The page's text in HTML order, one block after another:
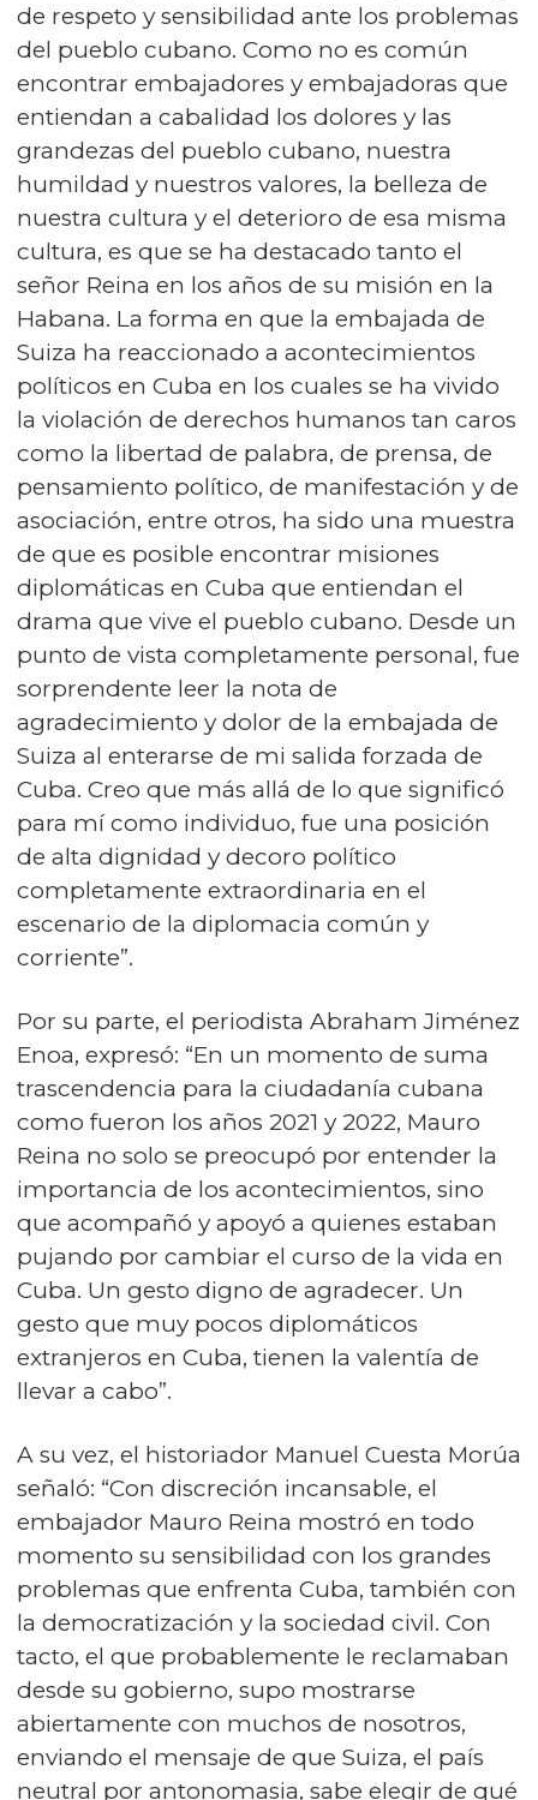
de respeto y sensibilidad ante los problemas
del pueblo cubano. Como no es común
encontrar embajadores y embajadoras que
entiendan a cabalidad los dolores y las
grandezas del pueblo cubano, nuestra
humildad y nuestros valores, la belleza de
nuestra cultura y el deterioro de esa misma
cultura, es que se ha destacado tanto el
señor Reina en los años de su misión en la
Habana. La forma en que la embajada de
Suiza ha reaccionado a acontecimientos
políticos en Cuba en los cuales se ha vivido
la violación de derechos humanos tan caros
como la libertad de palabra, de prensa, de
pensamiento político, de manifestación y de
asociación, entre otros, ha sido una muestra
de que es posible encontrar misiones
diplomáticas en Cuba que entiendan el
drama que vive el pueblo cubano. Desde un
punto de vista completamente personal, fue
sorprendente leer la nota de
agradecimiento y dolor de la embajada de
Suiza al enterarse de mi salida forzada de
Cuba. Creo que más allá de lo que significó
para mí como individuo, fue una posición
de alta dignidad y decoro político
completamente extraordinaria en el
escenario de la diplomacia común y
corriente”.
Por su parte, el periodista Abraham Jiménez
Enoa, expresó: “En un momento de suma
trascendencia para la ciudadanía cubana
como fueron los años 2021 y 2022, Mauro
Reina no solo se preocupó por entender la
importancia de los acontecimientos, sino
que acompañó y apoyó a quienes estaban
pujando por cambiar el curso de la vida en
Cuba. Un gesto digno de agradecer. Un
gesto que muy pocos diplomáticos
extranjeros en Cuba, tienen la valentía de
llevar a cabo”.
A su vez, el historiador Manuel Cuesta Morúa
señaló: “Con discreción incansable, el
embajador Mauro Reina mostró en todo
momento su sensibilidad con los grandes
problemas que enfrenta Cuba, también con
la democratización y la sociedad civil. Con
tacto, el que probablemente le reclamaban
desde su gobierno, supo mostrarse
abiertamente con muchos de nosotros,
enviando el mensaje de que Suiza, el país
neutral por antonomasia, sabe elegir de qué